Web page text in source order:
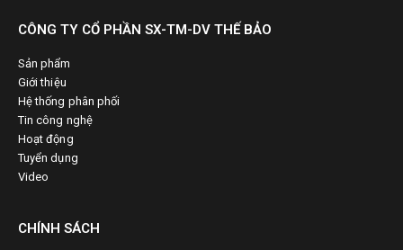
CÔNG TY CỔ PHẦN SX-TM-DV THẾ BẢO
Sản phẩm
Giới thiệu
Hệ thống phân phối
Tin công nghệ
Hoạt động
Tuyển dụng
Video
CHÍNH SÁCH